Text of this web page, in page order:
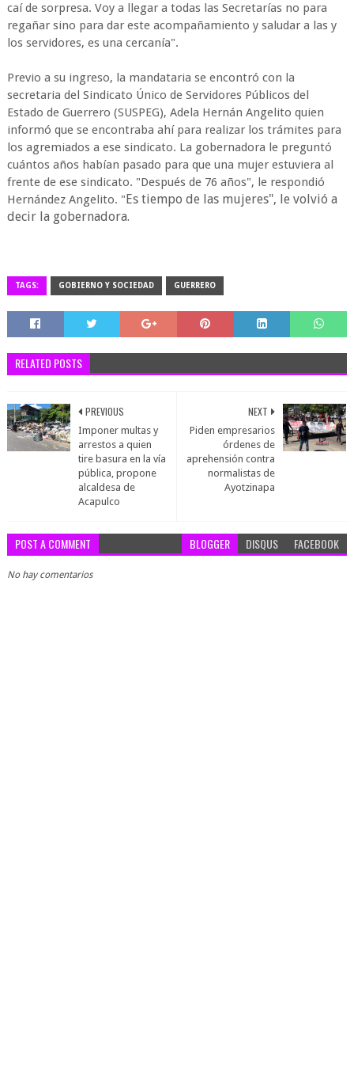
caí de sorpresa. Voy a llegar a todas las Secretarías no para
regañar sino para dar este acompañamiento y saludar a las y
los servidores, es una cercanía".
Previo a su ingreso, la mandataria se encontró con la
secretaria del Sindicato Único de Servidores Públicos del
Estado de Guerrero (SUSPEG), Adela Hernán Angelito quien
informó que se encontraba ahí para realizar los trámites para
los agremiados a ese sindicato. La gobernadora le preguntó
cuántos años habían pasado para que una mujer estuviera al
frente de ese sindicato. "Después de 76 años", le respondió
Hernández Angelito. "Es tiempo de las mujeres", le volvió a
decir la gobernadora.
TAGS: GOBIERNO Y SOCIEDAD GUERRERO
RELATED POSTS
NEXT
Piden empresarios
órdenes de
aprehensión contra
normalistas de
Ayotzinapa
PREVIOUS
Imponer multas y
arrestos a quien
tire basura en la vía
pública, propone
alcaldesa de
Acapulco
POST A COMMENT BLOGGER DISQUS FACEBOOK
No hay comentarios